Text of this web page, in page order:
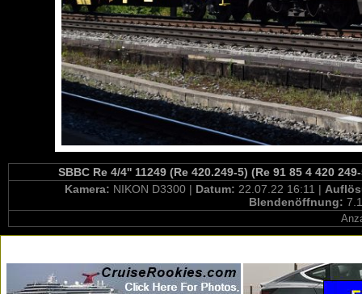
SBBC Re 4/4'' 11249 (Re 420.249-5) (Re 91 85 4 420
Kamera: NIKON D3300 | Datum: 22.07.22 16:11 |
Blendenöffnung: